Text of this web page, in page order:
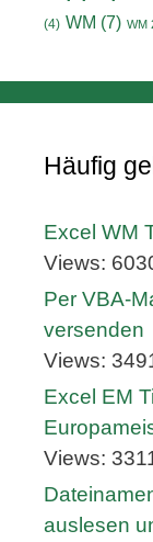
(4) WM (7) WM
Häufig
Excel WM
Views:
Per VBA-
versenden
Views:
Excel EM
Views:
auslesen